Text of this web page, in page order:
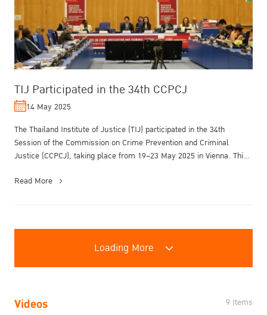
TIJ Participated in the 34th CCPCJ
14 May 2025
The Thailand Institute of Justice (TIJ) participated in the 34th
Session of the Commission on Crime Prevention and Criminal
Justice (CCPCJ), taking place from 19–23 May 2025 in Vienna. This
Read More
Loading More
Videos 9 Items